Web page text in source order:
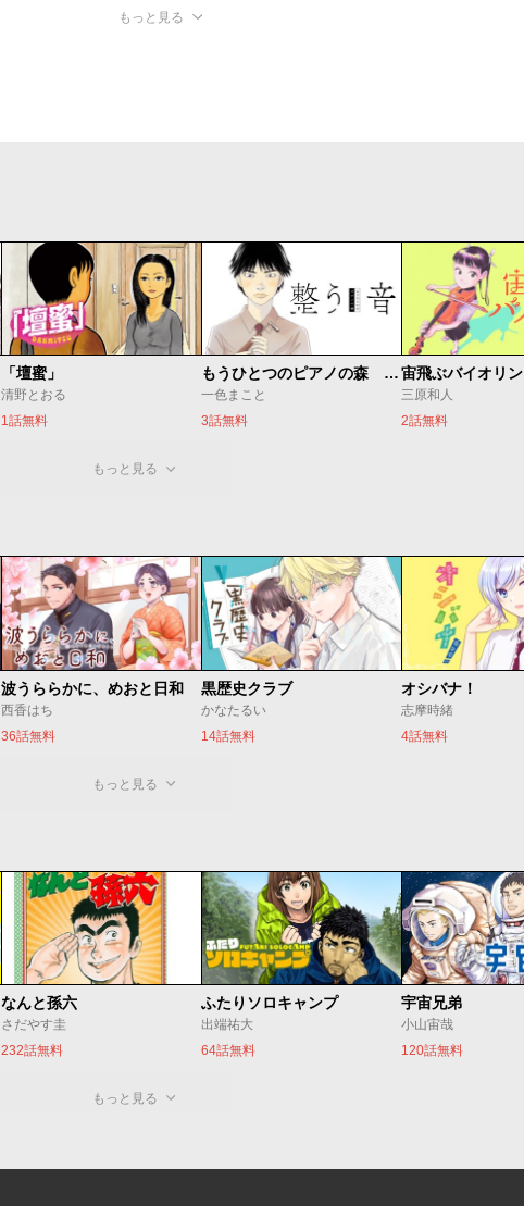
もっと見る
「壇蜜」
清野とおる
1話無料
もうひとつのピアノの森 整う音
一色まこと
3話無料
宙飛ぶバイオリン
三原和人
2話無料
もっと見る
波うららかに、めおと日和
西香はち
36話無料
黒歴史クラブ
かなたるい
14話無料
オシバナ！
志摩時緒
4話無料
もっと見る
なんと孫六
さだやす圭
232話無料
ふたりソロキャンプ
出端祐大
64話無料
宇宙兄弟
小山宙哉
120話無料
もっと見る